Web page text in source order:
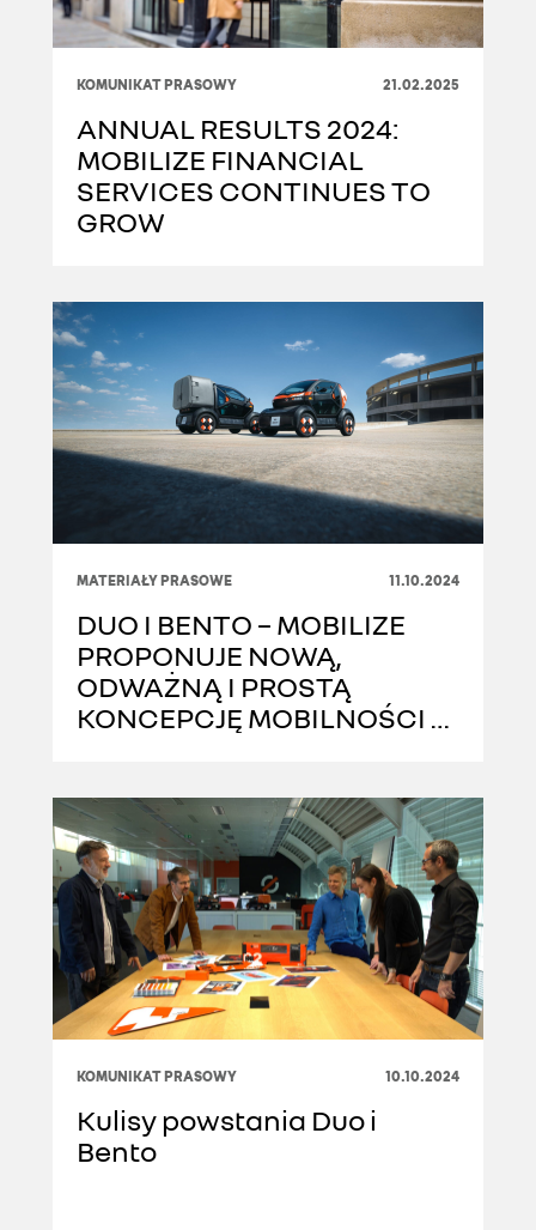
KOMUNIKAT PRASOWY 21.02.2025
ANNUAL RESULTS 2024:
MOBILIZE FINANCIAL
SERVICES CONTINUES TO
GROW
MATERIAŁY PRASOWE 11.10.2024
DUO I BENTO – MOBILIZE
PROPONUJE NOWĄ,
ODWAŻNĄ I PROSTĄ
KONCEPCJĘ MOBILNOŚCI W
KOMUNIKAT PRASOWY 10.10.2024
Kulisy powstania Duo i
Bento